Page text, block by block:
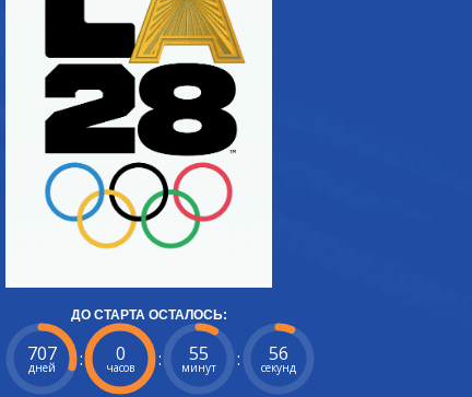
ДО СТАРТА ОСТАЛОСЬ:
707
дней : 0
часов : 55
минут : 55
секунд